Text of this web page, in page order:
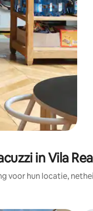
in Vila
voor hun locatie,